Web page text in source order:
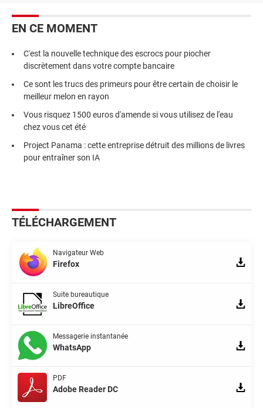
EN CE MOMENT
C'est la nouvelle technique des escrocs pour piocher
discrètement dans votre compte bancaire
Ce sont les trucs des primeurs pour être certain de choisir le
meilleur melon en rayon
Vous risquez 1500 euros d'amende si vous utilisez de l'eau
chez vous cet été
Project Panama : cette entreprise détruit des millions de livres
pour entraîner son IA
TÉLÉCHARGEMENT
Navigateur Web
Firefox
Suite bureautique
LibreOffice
Messagerie instantanée
WhatsApp
PDF
Adobe Reader DC